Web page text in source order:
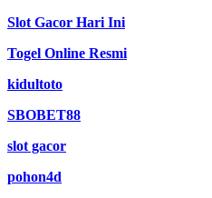
Slot Gacor Hari Ini
Togel Online Resmi
kidultoto
SBOBET88
slot gacor
pohon4d